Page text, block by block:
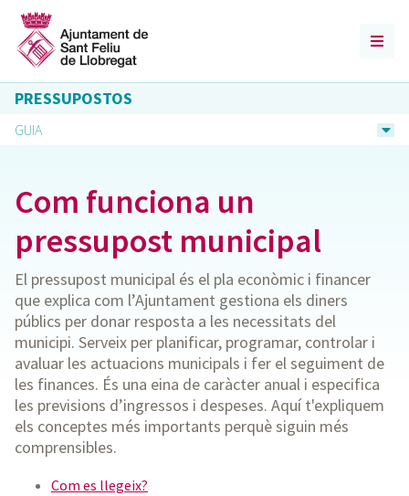
PRESSUPOSTOS
GUIA
Com funciona un
pressupost municipal
El pressupost municipal és el pla econòmic i financer
que explica com l’Ajuntament gestiona els diners
públics per donar resposta a les necessitats del
municipi. Serveix per planificar, programar, controlar i
avaluar les actuacions municipals i fer el seguiment de
les finances. És una eina de caràcter anual i especifica
les previsions d’ingressos i despeses. Aquí t'expliquem
els conceptes més importants perquè siguin més
comprensibles.
Com es llegeix?